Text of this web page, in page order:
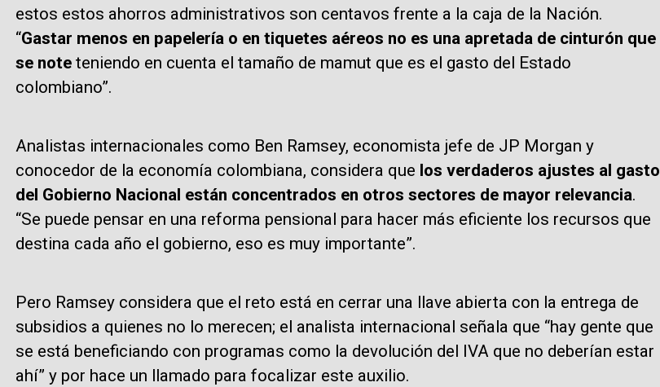
estos estos ahorros administrativos son centavos frente a la caja de la Nación.
“Gastar menos en papelería o en tiquetes aéreos no es una apretada de cinturón que
se note teniendo en cuenta el tamaño de mamut que es el gasto del Estado
colombiano”.
Analistas internacionales como Ben Ramsey, economista jefe de JP Morgan y
conocedor de la economía colombiana, considera que los verdaderos ajustes al gasto
del Gobierno Nacional están concentrados en otros sectores de mayor relevancia.
“Se puede pensar en una reforma pensional para hacer más eficiente los recursos que
destina cada año el gobierno, eso es muy importante”.
Pero Ramsey considera que el reto está en cerrar una llave abierta con la entrega de
subsidios a quienes no lo merecen; el analista internacional señala que “hay gente que
se está beneficiando con programas como la devolución del IVA que no deberían estar
ahí” y por hace un llamado para focalizar este auxilio.